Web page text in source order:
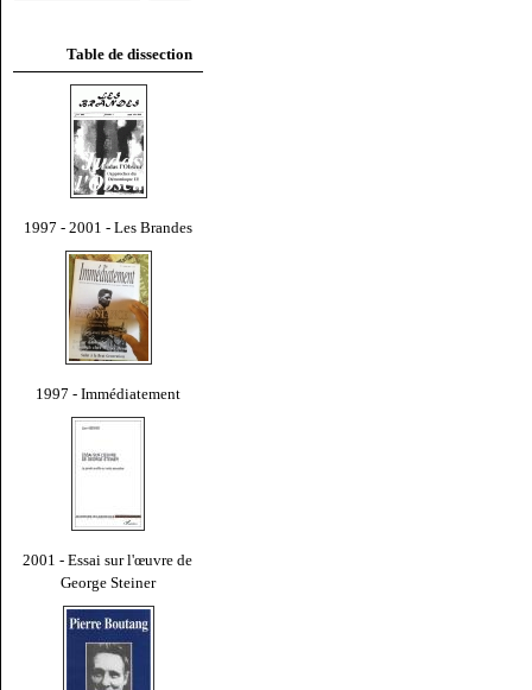
Table de dissection
1997 - 2001 - Les Brandes
1997 - Immédiatement
2001 - Essai sur l'œuvre de
George Steiner